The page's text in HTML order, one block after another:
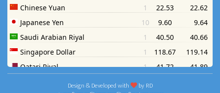
Design & Developed with byRD